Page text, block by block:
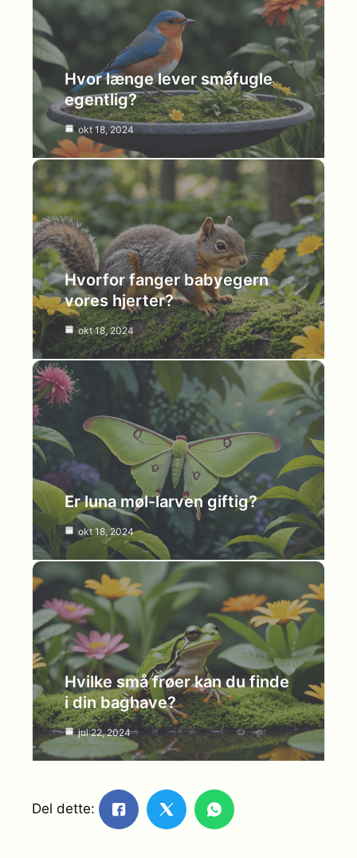
Hvor længe lever småfugle
egentlig?
okt 18, 2024
Hvorfor fanger babyegern
vores hjerter?
okt 18, 2024
Er luna møl-larven giftig?
okt 18, 2024
Hvilke små frøer kan du finde
i din baghave?
jul 22, 2024
Del dette: